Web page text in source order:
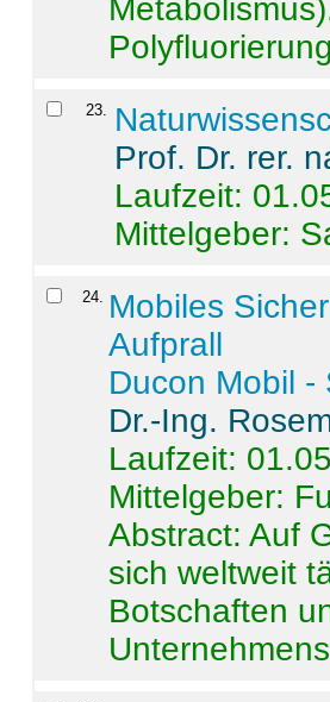
23.
Prof. Dr. rer.
Laufzeit:
Mittelgeber:
24. Mobiles
Aufprall
Ducon Mobil -
Dr.-Ing.
Laufzeit:
Mittelgeber:
Abstract:Auf
sich weltweit
Botschaften